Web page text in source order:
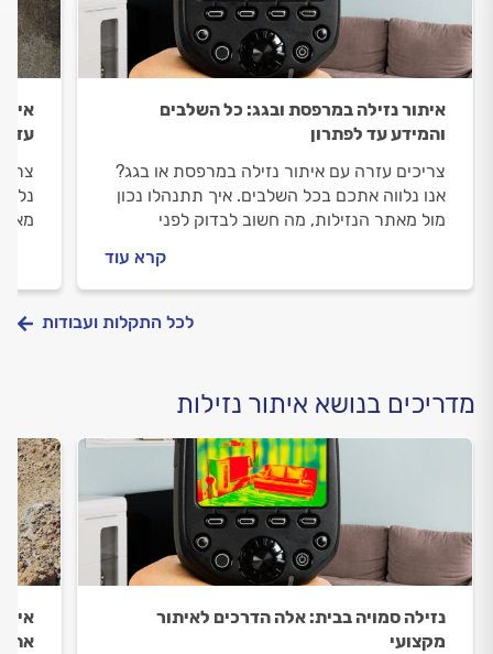
איתור נזילה במרפסת ובגג: כל השלבים
והמידע עד לפתרון
צריכים עזרה עם איתור נזילה במרפסת או בגג?
אנו נלווה אתכם בכל השלבים. איך תתנהלו נכון
מול מאתר הנזילות, מה חשוב לבדוק לפני
קרא עוד
עד
לכל התקלות ועבודות
מדריכים בנושא איתור נזילות
נזילה סמויה בבית: אלה הדרכים לאיתור
מקצועי
את